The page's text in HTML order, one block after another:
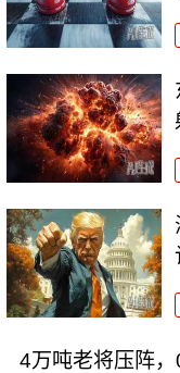
4万吨老将压阵